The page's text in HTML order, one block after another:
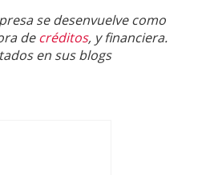
se desenvuelve como
decréditos, y financiera.
en sus blogs